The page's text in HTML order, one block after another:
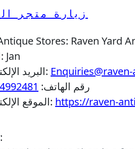
زيارة متجر
Stores: Raven Yard
الاسم: Jan
البريد الإلكتروني:
رقم الهاتف:
الموقع الإلكتروني: https://raven-